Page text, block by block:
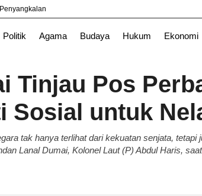
Politik Agama Budaya Hukum Ekonomi
Tinjau Pos
Sosial untuk
tak hanya terlihat dari kekuatan senjata, tetapi
Lanal Dumai, Kolonel Laut (P) Abdul Haris,